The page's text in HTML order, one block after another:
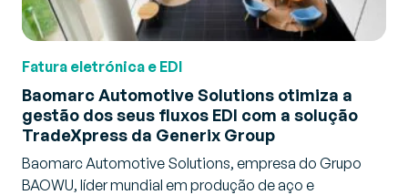
Fatura eletrónica e EDI
Baomarc Automotive Solutions otimiza a
gestão dos seus fluxos EDI com a solução
TradeXpress da Generix Group
Baomarc Automotive Solutions, empresa do Grupo
BAOWU, líder mundial em produção de aço e